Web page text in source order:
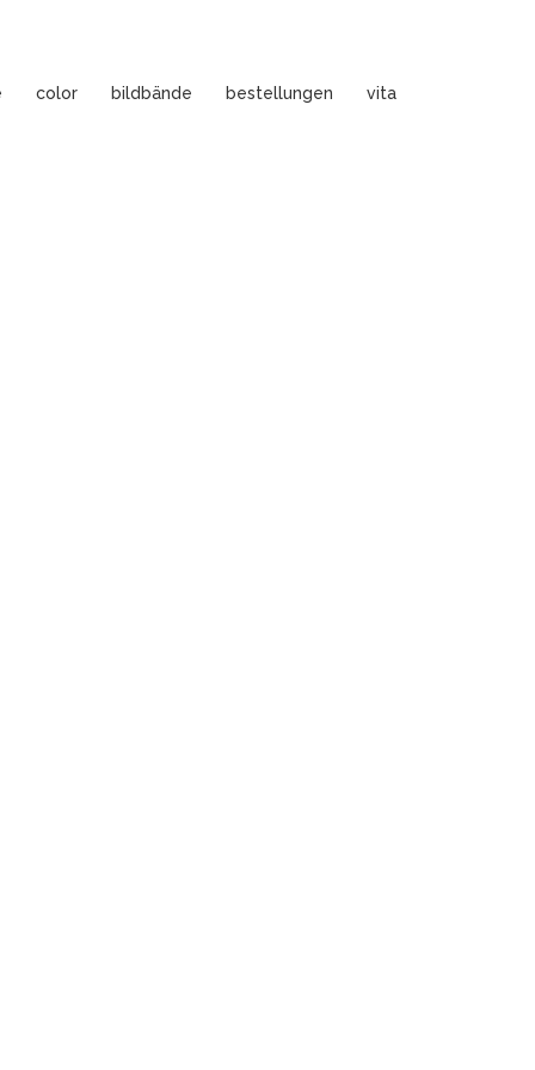
color bildbände bestellungen vita